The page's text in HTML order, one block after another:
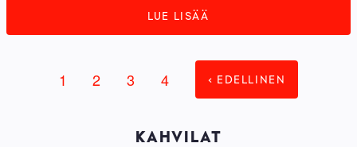
LUE LISÄÄ
‹ EDELLINEN
Page
1 Page
2 Page
3
Tämänhetkinen
4
KAHVILAT